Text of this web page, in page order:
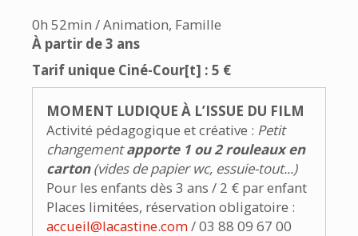
0h 52min / Animation, Famille
À partir de 3 ans
Tarif unique Ciné-Cour[t] : 5 €
MOMENT LUDIQUE À L’ISSUE DU FILM
Activité pédagogique et créative : Petit
changement apporte 1 ou 2 rouleaux en
carton(vides de papier wc, essuie-tout...)
Pour les enfants dès 3 ans / 2 € par enfant
Places limitées, réservation obligatoire :
accueil@lacastine.com/ 03 88 09 67 00